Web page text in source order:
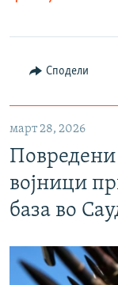
Сподели
март 28, 2026
војници
база во